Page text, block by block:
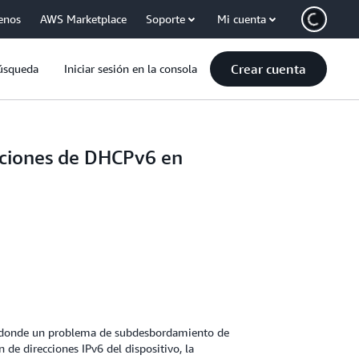
AWS Marketplace Soporte Mi cuenta
Iniciar sesión en la consola Crear cuenta
de DHCPv6 en
un problema de subdesbordamiento de
de direcciones IPv6 del dispositivo, la